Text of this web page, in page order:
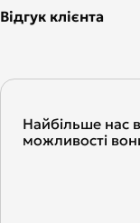
Відгук клієнта
Найбільше нас
можливості